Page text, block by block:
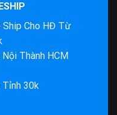
Ship Cho HĐ Từ
Nội Thành HCM
Tỉnh 30k